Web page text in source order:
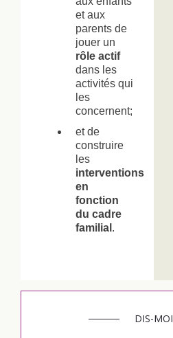
et aux
parents de
jouer un
rôle actif
dans les
activités qui
les
concernent;
et de
construire
les
interventions
en
fonction
du cadre
familial .
DIS-MOI